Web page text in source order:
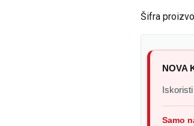
Šifra
NOVA
Samo